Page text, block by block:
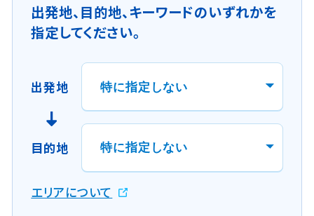
出発地、目的地、キーワードのいずれかを
指定してください。
出発地
目的地
新
エリアについて